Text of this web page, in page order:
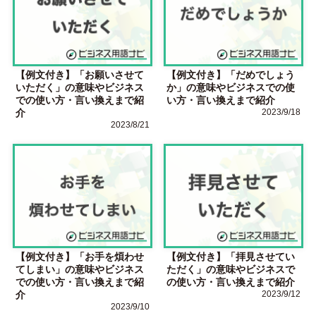
【例文付き】「お願いさせて
いただく」の意味やビジネス
での使い方・言い換えまで紹
介
2023/8/21
【例文付き】「だめでしょう
か」の意味やビジネスでの使
い方・言い換えまで紹介
2023/9/18
【例文付き】「お手を煩わせ
てしまい」の意味やビジネス
での使い方・言い換えまで紹
介
2023/9/10
【例文付き】「拝見させてい
ただく」の意味やビジネスで
の使い方・言い換えまで紹介
2023/9/12